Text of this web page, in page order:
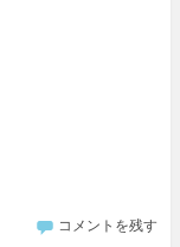
コメントを残す